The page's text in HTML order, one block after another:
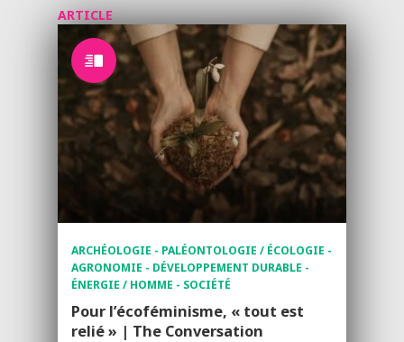
ARTICLE
ARCHÉOLOGIE - PALÉONTOLOGIE / ÉCOLOGIE -
AGRONOMIE - DÉVELOPPEMENT DURABLE -
ÉNERGIE / HOMME - SOCIÉTÉ
Pour l’écoféminisme, « tout est
relié » | The Conversation